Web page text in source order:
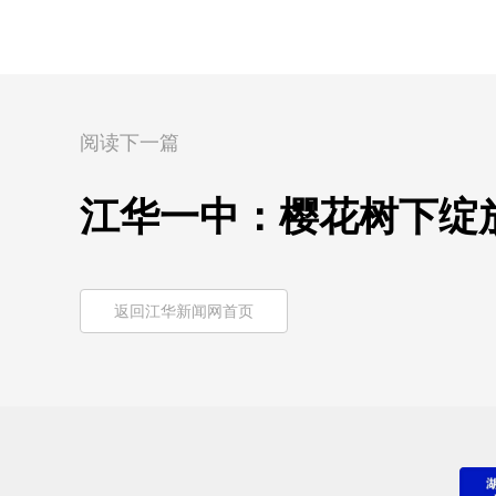
阅读下一篇
江华一中：樱花树下绽
返回江华新闻网首页